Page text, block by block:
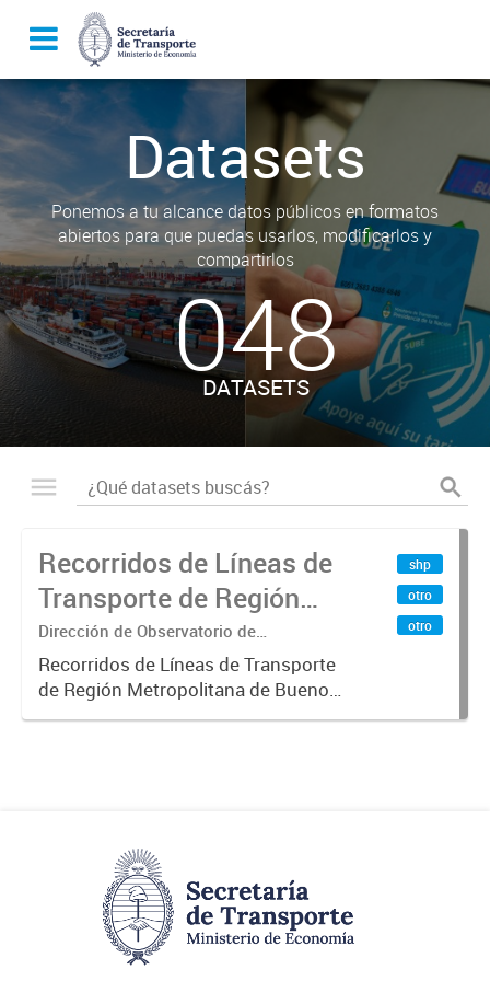
Datasets
Ponemos a tu alcance datos públicos en formatos
abiertos para que puedas usarlos, modificarlos y
compartirlos
048
DATASETS
Recorridos de Líneas de
Transporte de Región
Metropolitana de
Buenos Aires (RMBA)
Dirección de Observatorio de
Transporte, Estudio y Sistemas
Recorridos de Líneas de Transporte
de Región Metropolitana de Buenos
Aires (RMBA).-
shp
otro
otro